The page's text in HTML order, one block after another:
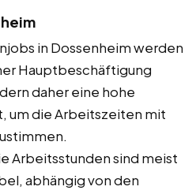
in Dossenheim werden
Hauptbeschäftigung
daher eine hohe
um die Arbeitszeiten mit
Arbeitsstunden sind meist
abhängig von den